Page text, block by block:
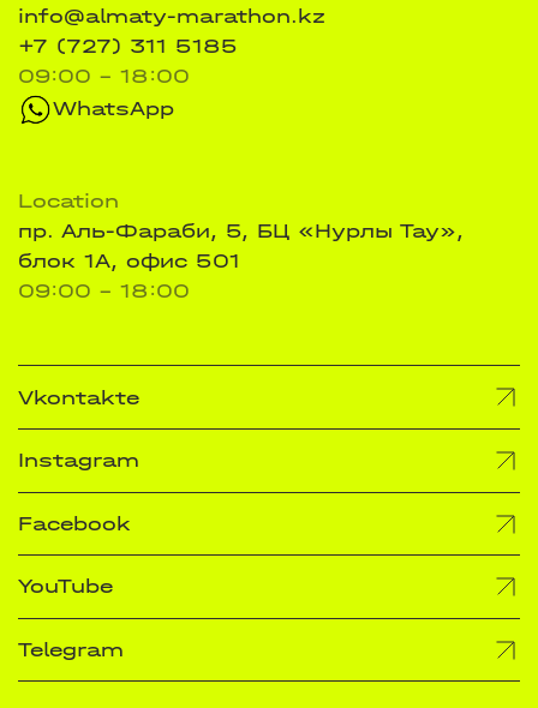
info@almaty-marathon.kz
+7 (727) 311 5185
09:00 - 18:00
WhatsApp
Location
пр. Аль-Фараби, 5, БЦ «Нурлы Тау»,
блок 1А, офис 501
09:00 - 18:00
Vkontakte
Instagram
Facebook
YouTube
Telegram